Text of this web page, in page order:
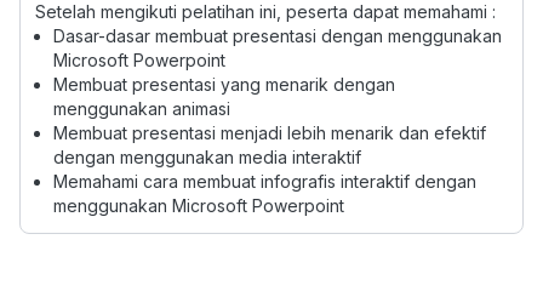
Setelah mengikuti pelatihan ini, peserta dapat memahami :
Dasar-dasar membuat presentasi dengan menggunakan
Microsoft Powerpoint
Membuat presentasi yang menarik dengan
menggunakan animasi
Membuat presentasi menjadi lebih menarik dan efektif
dengan menggunakan media interaktif
Memahami cara membuat infografis interaktif dengan
menggunakan Microsoft Powerpoint